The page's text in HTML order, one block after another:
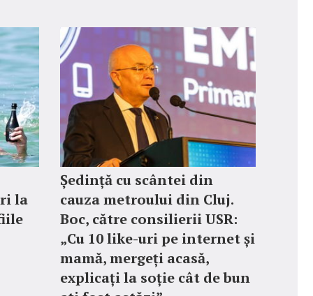
la
Ședință cu scântei din
cauza metroului din Cluj.
Boc, către consilierii USR:
„Cu 10 like-uri pe internet și
mamă, mergeți acasă,
explicați la soție cât de bun